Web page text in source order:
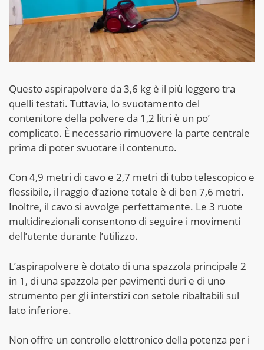
Questo aspirapolvere da 3,6 kg è il più leggero tra
quelli testati. Tuttavia, lo svuotamento del
contenitore della polvere da 1,2 litri è un po’
complicato. È necessario rimuovere la parte centrale
prima di poter svuotare il contenuto.
Con 4,9 metri di cavo e 2,7 metri di tubo telescopico e
flessibile, il raggio d’azione totale è di ben 7,6 metri.
Inoltre, il cavo si avvolge perfettamente. Le 3 ruote
multidirezionali consentono di seguire i movimenti
dell’utente durante l’utilizzo.
L’aspirapolvere è dotato di una spazzola principale 2
in 1, di una spazzola per pavimenti duri e di uno
strumento per gli interstizi con setole ribaltabili sul
lato inferiore.
Non offre un controllo elettronico della potenza per i